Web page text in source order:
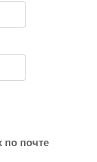
почте